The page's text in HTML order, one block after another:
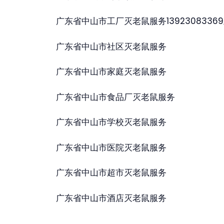
广东省中山市工厂灭老鼠服务
广东省中山市社区灭老鼠服务
广东省中山市家庭灭老鼠服务
广东省中山市食品厂灭老鼠服务
广东省中山市学校灭老鼠服务
广东省中山市医院灭老鼠服务
广东省中山市超市灭老鼠服务
广东省中山市酒店灭老鼠服务